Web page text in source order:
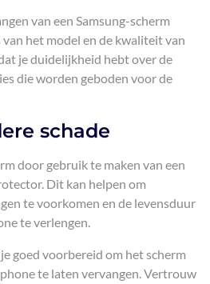
van een Samsung-scherm
het model en de kwaliteit van
je duidelijkheid hebt over de
die worden geboden voor de
schade
door gebruik te maken van een
Dit kan helpen om
te voorkomen en de levensduur
te verlengen.
goed voorbereid om het scherm
te laten vervangen. Vertrouw